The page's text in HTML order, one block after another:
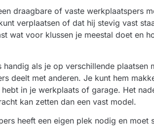
draagbare of vaste werkplaatspers
verplaatsen of dat hij stevig vast
wat voor klussen je meestal doet en
handig als je op verschillende
deelt met anderen. Je kunt hem
in je werkplaats of garage. Het
kan zetten dan een vast model.
heeft een eigen plek nodig en